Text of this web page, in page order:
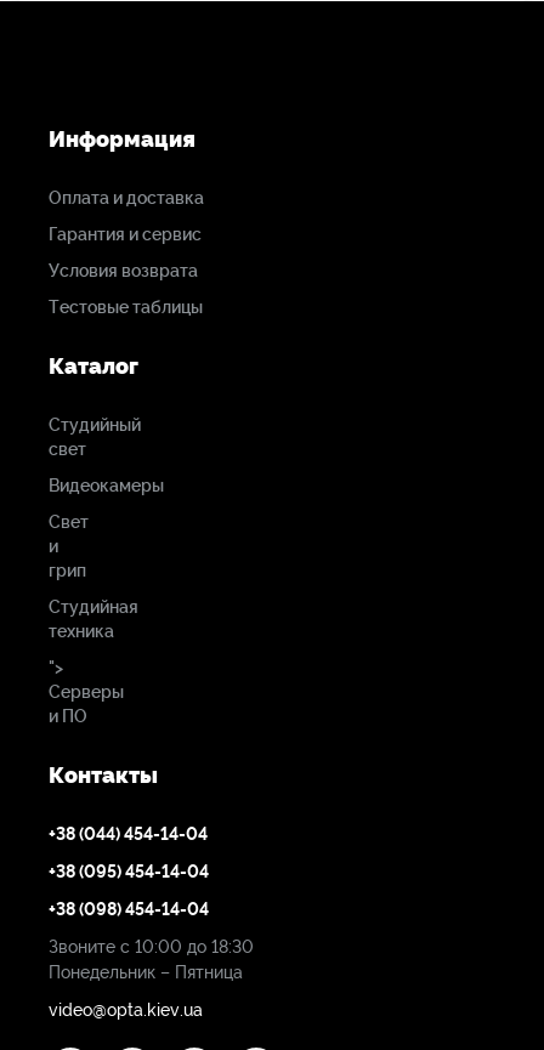
Информация
Оплата и доставка
Гарантия и сервис
Условия возврата
Тестовые таблицы
Каталог
Студийный
свет
Видеокамеры
Свет
и
грип
Студийная
техника
">
Серверы
и ПО
Контакты
+38 (044) 454-14-04
+38 (095) 454-14-04
+38 (098) 454-14-04
Звоните с 10:00 до 18:30
Понедельник – Пятница
video@opta.kiev.ua